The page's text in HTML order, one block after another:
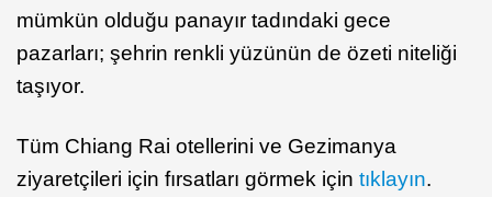
mümkün olduğu panayır tadındaki gece
pazarları; şehrin renkli yüzünün de özeti niteliği
taşıyor.
Tüm Chiang Rai otellerini ve Gezimanya
ziyaretçileri için fırsatları görmek için tıklayın.